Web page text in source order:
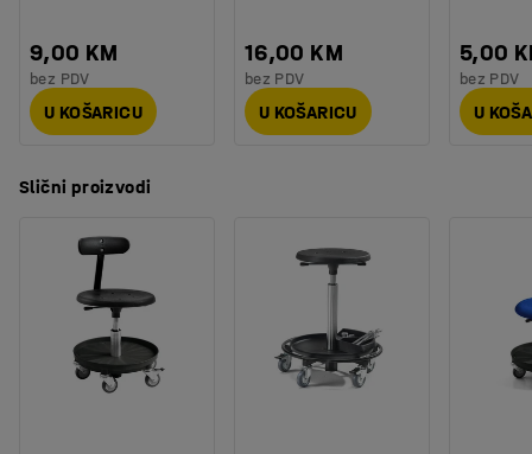
9,00 KM
bez PDV
U KOŠARICU
16,00 KM
bez PDV
U KOŠARICU
5,00
bez PDV
U
Slični proizvodi